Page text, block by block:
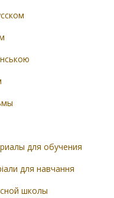
для обучения
для навчання
школы